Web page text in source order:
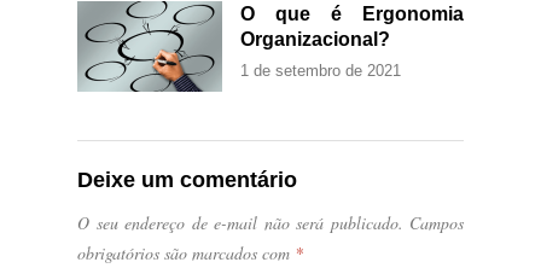
O que é Ergonomia
Organizacional?
1 de setembro de 2021
Deixe um comentário
O seu endereço de e-mail não será publicado. Campos
obrigatórios são marcados com *